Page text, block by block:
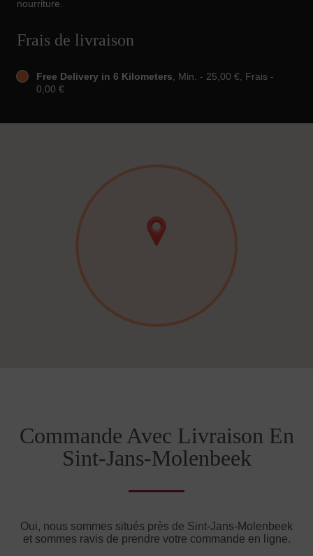
nourriture.
Frais de livraison
Free Delivery in 6 Kilometers, Min. - 25,00 €, Frais -
0,00 €
Commande Avec Livraison En
Sint-Jans-Molenbeek
Oui, nous sommes situés près de Sint-Jans-Molenbeek
et sommes ravis de prendre votre commande en ligne.